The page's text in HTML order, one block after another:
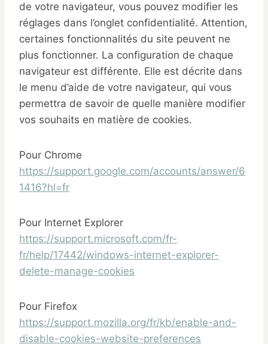
de votre navigateur, vous pouvez modifier les
réglages dans l’onglet confidentialité. Attention,
certaines fonctionnalités du site peuvent ne
plus fonctionner. La configuration de chaque
navigateur est différente. Elle est décrite dans
le menu d’aide de votre navigateur, qui vous
permettra de savoir de quelle manière modifier
vos souhaits en matière de cookies.
Pour Chrome
https://support.google.com/accounts/answer/6
1416?hl=fr
Pour Internet Explorer
https://support.microsoft.com/fr-
fr/help/17442/windows-internet-explorer-
delete-manage-cookies
Pour Firefox
https://support.mozilla.org/fr/kb/enable-and-
disable-cookies-website-preferences